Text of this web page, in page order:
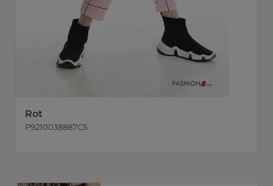
Rot
P9210038887C5